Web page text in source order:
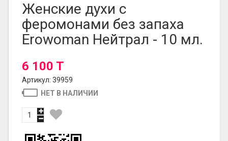
Женские духи с
феромонами без запаха
Erowoman Нейтрал - 10 мл.
6 100 T
Артикул: 39959
НЕТ В НАЛИЧИИ